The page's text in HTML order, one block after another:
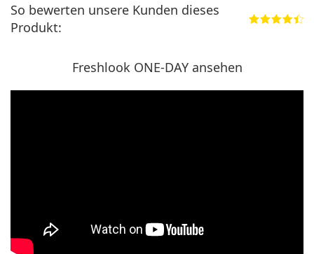
So bewerten unsere Kunden dieses
Produkt:
Freshlook ONE-DAY ansehen